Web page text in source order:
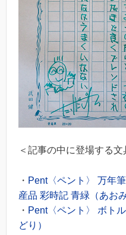
＜記事の中に登場する文
・ Pent〈ペント〉 万年
産品 彩時記 青緑（あお
・ Pent〈ペント〉 ボト
どり）